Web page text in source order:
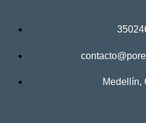
Medellín,